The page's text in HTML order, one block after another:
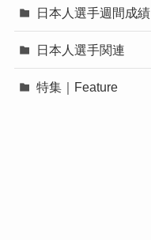
日本人選手週間成績
日本人選手関連
特集｜Feature